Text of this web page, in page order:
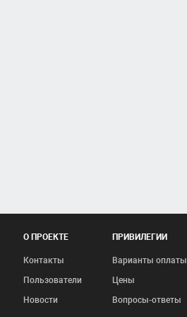
О ПРОЕКТЕ
Контакты
Пользователи
Новости
ПРИВИЛЕГИИ
Варианты оплаты
Цены
Вопросы-ответы